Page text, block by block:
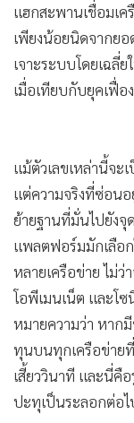
แฮกสะพานเชื่อมเ
เพียงน้อยนิดจากย
เจาะระบบโดยเฉลี่
เมื่อเทียบกับยุคเฟื่อ